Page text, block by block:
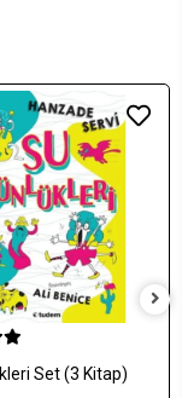
Set (3 Kitap)